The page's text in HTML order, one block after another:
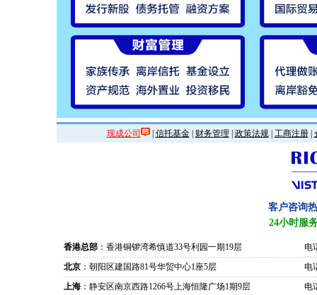
现成公司 | 信托基金| 财务管理 政策法规| 工商注册|
客户咨询
24小时服
香港总部 ：香港铜锣湾希慎道33号利园一期19层
电
北京 ：朝阳区建国路81号华贸中心1座5层
电
上海 ：静安区南京西路1266号上海恒隆广场1期9层
电